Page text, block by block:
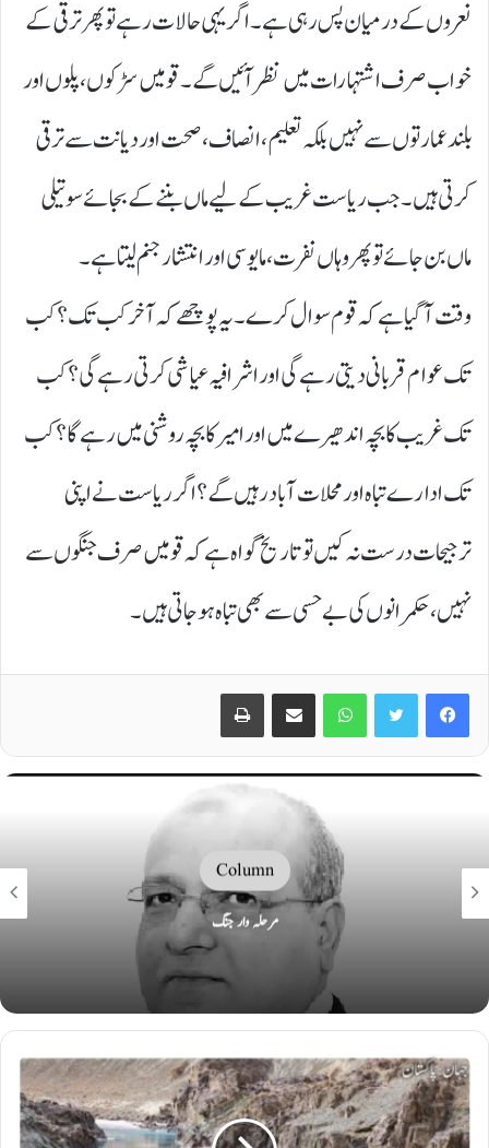
نعروں کے درمیان پس رہی ہے۔ اگر یہی حالات رہے تو پھر ترقی کے
خواب صرف اشتہارات میں نظر آئیں گے۔ قومیں سڑکوں، پلوں اور
بلند عمارتوں سے نہیں بلکہ تعلیم، انصاف، صحت اور دیانت سے ترقی
کرتی ہیں۔ جب ریاست غریب کے لیے ماں بننے کے بجائے سوتیلی
ماں بن جائے تو پھر وہاں نفرت، مایوسی اور انتشار جنم لیتا ہے۔
وقت آ گیا ہے کہ قوم سوال کرے۔ یہ پوچھے کہ آخر کب تک؟ کب
تک عوام قربانی دیتی رہے گی اور اشرافیہ عیاشی کرتی رہے گی؟ کب
تک غریب کا بچہ اندھیرے میں اور امیر کا بچہ روشنی میں رہے گا؟ کب
تک ادارے تباہ اور محلات آباد رہیں گے؟ اگر ریاست نے اپنی
ترجیحات درست نہ کیں تو تاریخ گواہ ہے کہ قومیں صرف جنگوں سے
نہیں، حکمرانوں کی بے حسی سے بھی تباہ ہو جاتی ہیں۔
Facebook
Twitter
WhatsApp
Share via Email
Print
Column
مرحلہ وار جنگ